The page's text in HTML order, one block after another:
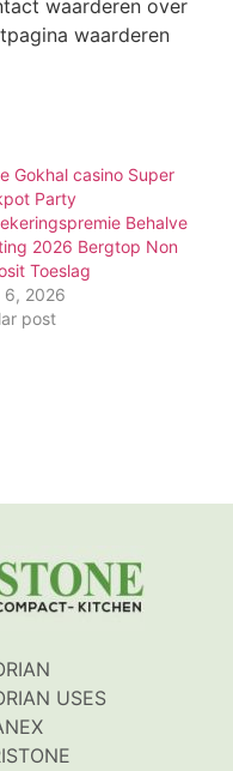
waarderen over
waarderen
Gokhal casino Super
Party
Behalve
2026 Bergtop Non
Toeslag
6, 2026
post
USES